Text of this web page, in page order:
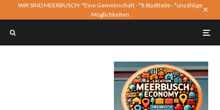
WIR SIND MEERBUSCH: *Eine Gemeinschaft - *8 Stadtteile - *unzählige
Möglichkeiten